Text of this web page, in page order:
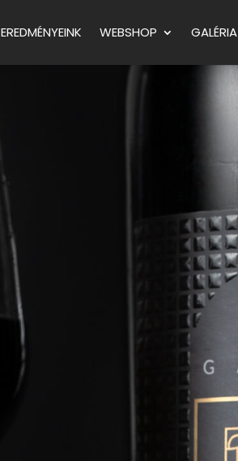
EREDMÉNYEINK WEBSHOP GALÉRIA